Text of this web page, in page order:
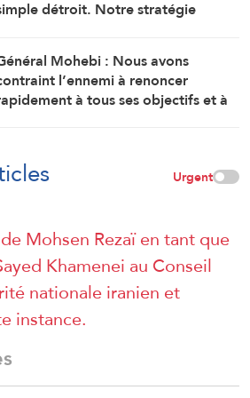
détroit. Notre stratégie
contrôle jusqu’à ce que l’ennemi
toutes nos conditions.
Mohebi : Nous avons
l’ennemi à renoncer
à tous ses objectifs et à
Urgent
Mohsen Rezaï en tant que
Khamenei au Conseil
nationale iranien et
instance.